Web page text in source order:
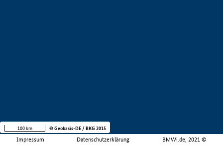
Impressum Datenschutzerklärung BMWi.de, 2021 ©
100 km © Geobasis-DE / BKG 2015